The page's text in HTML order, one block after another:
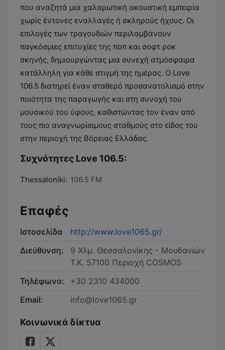
που αναζητά μια χαλαρωτική ακουστική εμπειρία
χωρίς έντονες εναλλαγές ή σκληρούς ήχους. Οι
επιλογές των τραγουδιών περιλαμβάνουν
παγκόσμιες επιτυχίες της ποπ και σοφτ ροκ
σκηνής, δημιουργώντας μια συνεχή ατμόσφαιρα
κατάλληλη για κάθε στιγμή της ημέρας. Ο Love
106.5 διατηρεί έναν σταθερό προσανατολισμό στην
ποιότητα της παραγωγής και στη συνοχή του
μουσικού του ύφους, καθιστώντας τον έναν από
τους πιο αναγνωρίσιμους σταθμούς στο είδος του
στην περιοχή της Βόρειας Ελλάδας.
Συχνότητες Love 106.5:
Thessaloníki: 106.5 FM
Επαφές
Ιστοσελίδα
http://www.love1065.gr/
Διεύθυνση:
9 Χλμ. Θεσσαλονίκης - Μουδανιών
Τ.Κ. 57100 Περιοχή COSMOS
Τηλέφωνο:
+30 2310 434000
Email:
info@love1065.gr
Κοινωνικά δίκτυα